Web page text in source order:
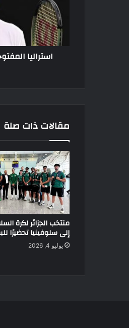
سينر
استراليا
مقالات ذات صلة
منتخب الجزائر لكرة
إلى سلوفينيا تحضيرًا
يوليو 4, 2026